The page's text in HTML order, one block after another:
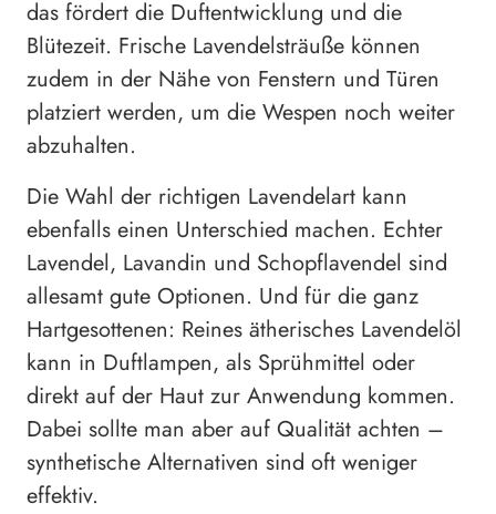
das fördert die Duftentwicklung und die
Blütezeit. Frische Lavendelsträuße können
zudem in der Nähe von Fenstern und Türen
platziert werden, um die Wespen noch weiter
abzuhalten.
Die Wahl der richtigen Lavendelart kann
ebenfalls einen Unterschied machen. Echter
Lavendel, Lavandin und Schopflavendel sind
allesamt gute Optionen. Und für die ganz
Hartgesottenen: Reines ätherisches Lavendelöl
kann in Duftlampen, als Sprühmittel oder
direkt auf der Haut zur Anwendung kommen.
Dabei sollte man aber auf Qualität achten –
synthetische Alternativen sind oft weniger
effektiv.